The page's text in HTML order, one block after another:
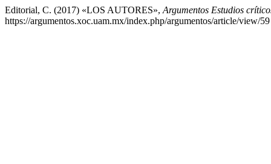
Editorial, C. (2017) «LOS AUTORES», Argumentos Estudios
https://argumentos.xoc.uam.mx/index.php/argumentos/article/view/